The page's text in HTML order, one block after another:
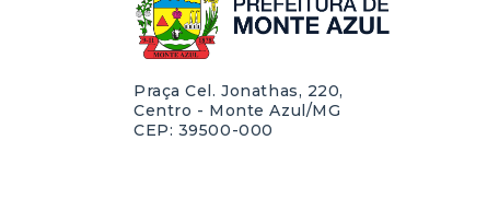
Praça Cel. Jonathas, 220,
Centro - Monte Azul/MG
CEP: 39500-000